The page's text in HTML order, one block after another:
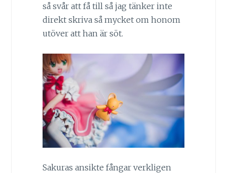
så svår att få till så jag tänker inte
direkt skriva så mycket om honom
utöver att han är söt.
Sakuras ansikte fångar verkligen